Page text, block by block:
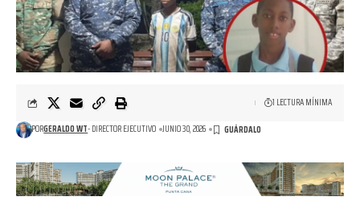
PORGERALDO WT- DIRECTOR EJECUTIVO JUNIO 30, 2026
1 LECTURA MÍNIMA